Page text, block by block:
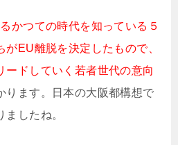
かつての時代を知っている５
がEU離脱を決定したもので、
ードしていく若者世代の意向
ります。日本の大阪都構想で
ましたね。